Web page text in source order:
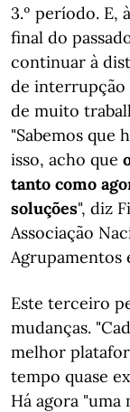
3.º período. E,
final do
continuar à
de interrupção
de muito
"Sabemos que
isso, acho que
tanto como
soluções", diz
Associação
Agrupamentos
Este terceiro
mudanças.
melhor
tempo quase
Há agora